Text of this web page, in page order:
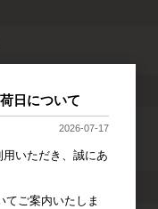
検索
日について
2026-07-17
いただき、誠にあ
てご案内いたしま